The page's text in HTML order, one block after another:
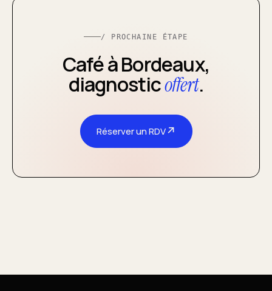
/ PROCHAINE ÉTAPE
Café à Bordeaux,
diagnosticoffert.
Réserver un RDV↗